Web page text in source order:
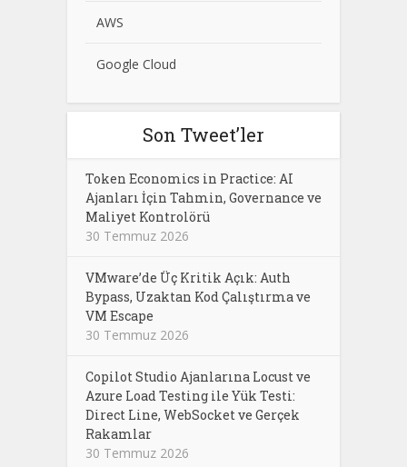
AWS
Google Cloud
Son Tweet’ler
Token Economics in Practice: AI
Ajanları İçin Tahmin, Governance ve
Maliyet Kontrolörü
30 Temmuz 2026
VMware’de Üç Kritik Açık: Auth
Bypass, Uzaktan Kod Çalıştırma ve
VM Escape
30 Temmuz 2026
Copilot Studio Ajanlarına Locust ve
Azure Load Testing ile Yük Testi:
Direct Line, WebSocket ve Gerçek
Rakamlar
30 Temmuz 2026